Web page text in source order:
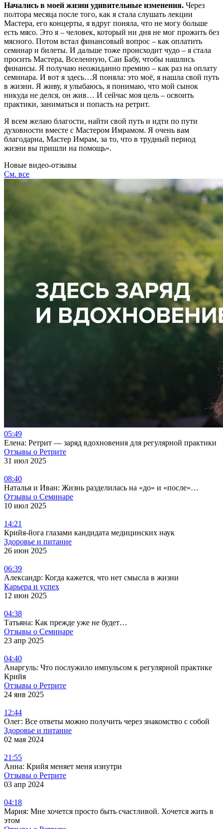
Начались в моей жизни удивительные изменения. Через
полтора месяца после того, как я стала слушать лекции
Мастера, его концерты, я вдруг поняла, что не могу больше
есть мясо. Это я – человек, который ни дня не мог прожить без
мясного. Потом встал финансовый вопрос – как оплатить
семинар и билеты. И дальше тоже происходит чудо – я стала
просить Мастера, Вселенную, Саи Бабу, чтобы нашлись
финансы. Я получаю неожиданно премию – как раз на оплату
семинара. И вот я здесь…Я поняла: это моё, я нашла свой путь
в жизни. Я живу, я улыбаюсь, я понимаю, что мой сынок
никуда не делся, он жив… И сейчас моя цель – освоить
практики, заниматься и попасть на ретрит.
Я всем желаю благости, найти свой путь и идти по пути
духовности вместе с Мастером Имрамом. Я очень вам
благодарна, Мастер Имрам, за то, что в трудный период
жизни вы пришли на помощь».
Новые видео-отзывы
См. все
05:49
Елена: Ретрит — заряд вдохновения для регулярной практики
Отзывы о Ретрите
31 июл 2025
08:40
Наталья и Иван: Жизнь разделилась на «до» и «после»…
Отзывы о Семинаре
10 июл 2025
14:21
Крийя-йога глазами кандидата медицинских наук
Здоровье и питание
26 июн 2025
06:39
Александр: Когда кажется, что нет смысла в жизни
Карьера и успех
12 июн 2025
04:38
Татьяна: Как прежде уже не будет…
Отзывы о Семинаре
23 апр 2025
04:40
Анаргуль: Что послужило импульсом к регулярной практике
Крийя
Отзывы о Ретрите
24 янв 2025
12:44
Олег: Все ответы можно получить через знакомство с собой
Здоровье и питание
02 мая 2024
21:55
Анна: Крийя меняет меня изнутри
Отзывы о Ретрите
03 апр 2024
04:18
Мария: Мне хочется просто быть счастливой. Хочется жить в
этом